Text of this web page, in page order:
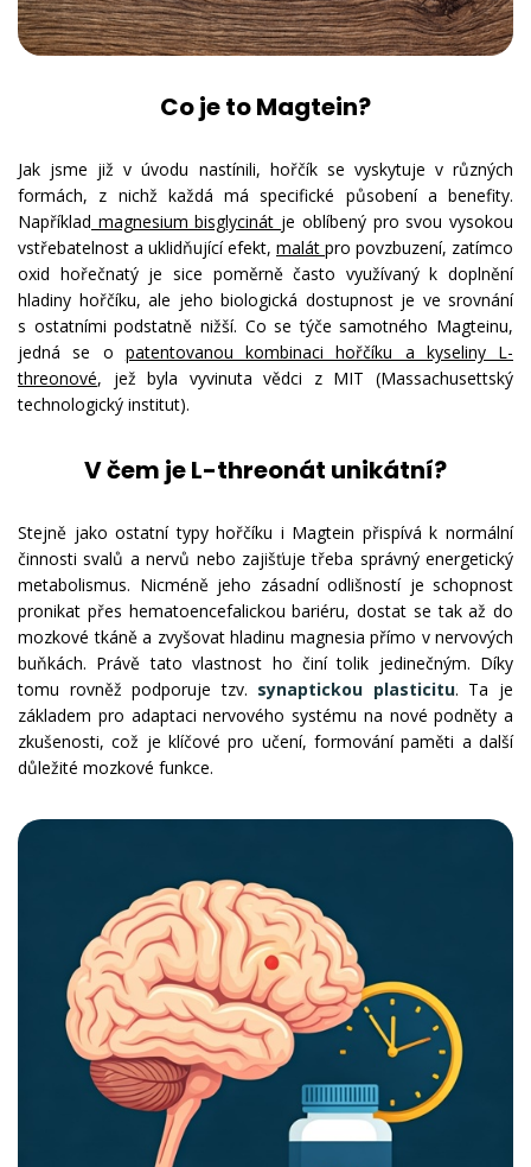
Co je to Magtein?
Jak jsme již v úvodu nastínili, hořčík se vyskytuje v různých
formách, z nichž každá má specifické působení a benefity.
Například magnesium bisglycinát je oblíbený pro svou vysokou
vstřebatelnost a uklidňující efekt, malát pro povzbuzení, zatímco
oxid hořečnatý je sice poměrně často využívaný k doplnění
hladiny hořčíku, ale jeho biologická dostupnost je ve srovnání
s ostatními podstatně nižší. Co se týče samotného Magteinu,
jedná se o patentovanou kombinaci hořčíku a kyseliny L-
threonové, jež byla vyvinuta vědci z MIT (Massachusettský
technologický institut).
V čem je L-threonát unikátní?
Stejně jako ostatní typy hořčíku i Magtein přispívá k normální
činnosti svalů a nervů nebo zajišťuje třeba správný energetický
metabolismus. Nicméně jeho zásadní odlišností je schopnost
pronikat přes hematoencefalickou bariéru, dostat se tak až do
mozkové tkáně a zvyšovat hladinu magnesia přímo v nervových
buňkách. Právě tato vlastnost ho činí tolik jedinečným. Díky
tomu rovněž podporuje tzv. synaptickou plasticitu. Ta je
základem pro adaptaci nervového systému na nové podněty a
zkušenosti, což je klíčové pro učení, formování paměti a další
důležité mozkové funkce.